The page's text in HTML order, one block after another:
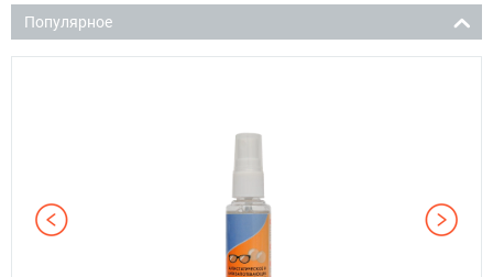
Популярное